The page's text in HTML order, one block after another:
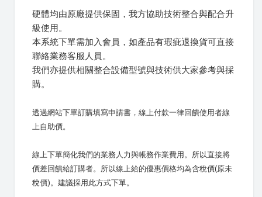
硬體均由原廠提供保固，我方協助技術整合與配合升
級使用。
本系統下單需加入會員，如產品有瑕疵退換貨可直接
聯絡業務客服人員。
我們亦提供相關整合設備型號與技術供大家參考與採
購。
透過網站下單訂購填寫申請書，線上付款一律回饋使用者線
上自助價。
線上下單簡化我們的業務人力與帳務作業費用。所以直接將
價差回饋給訂購者。所以線上給的優惠價格均為含稅價(原未
稅價)。建議採用此方式下單。